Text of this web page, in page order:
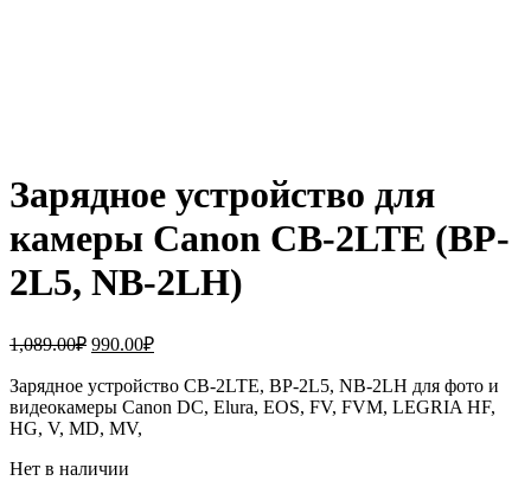
Зарядное устройство для
камеры Canon CB-2LTE (BP-
2L5, NB-2LH)
1,089.00₽ Первоначальная
составляла
1,089.00₽.
990.00₽Текущая
990.00₽.
Зарядное устройство CB-2LTE, BP-2L5, NB-2LH для фото и
видеокамеры Canon DC, Elura, EOS, FV, FVM, LEGRIA HF,
HG, V, MD, MV,
Нет в наличии